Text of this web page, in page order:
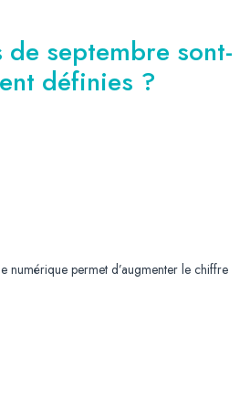
septembre sont-
définies ?
numérique permet d’augmenter le chiffre